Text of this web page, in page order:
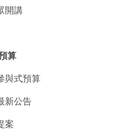
開講
算
與式預算
新公告
案